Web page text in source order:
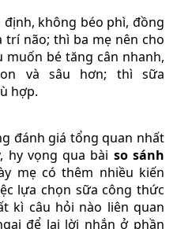
không béo phì, đồng
não; thì ba mẹ nên cho
muốn bé tăng cân nhanh,
và sâu hơn; thì sữa
hợp.
đánh giá tổng quan nhất
hy vọng qua bài so sánh
mẹ có thêm nhiều kiến
lựa chọn sữa công thức
kì câu hỏi nào liên quan
để lại lời nhắn ở phần